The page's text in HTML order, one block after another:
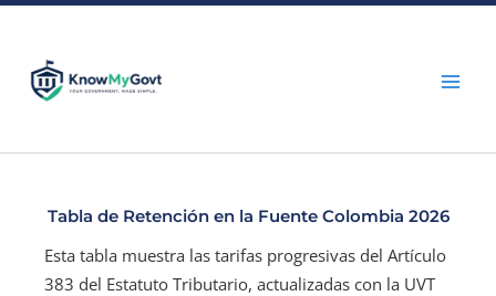
content
Tabla de Retención en la Fuente Colombia 2026
Esta tabla muestra las tarifas progresivas del Artículo
383 del Estatuto Tributario, actualizadas con la UVT